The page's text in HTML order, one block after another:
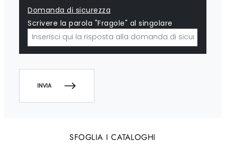
SFOGLIA I CATALOGHI
Domanda di sicurezza
Scrivere la parola "Fragole" al singolare
INVIA